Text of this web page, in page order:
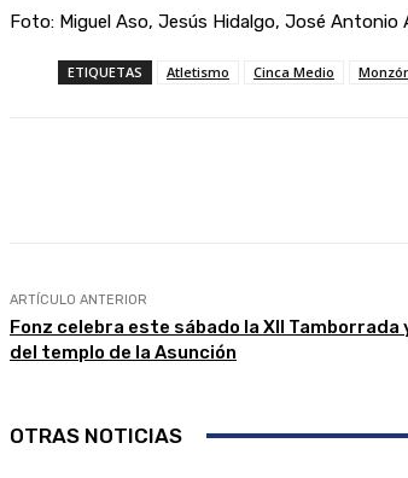
Foto: Miguel Aso, Jesús Hidalgo, José Antonio
ETIQUETAS Atletismo Cinca Medio
ARTÍCULO ANTERIOR
Fonz celebra este sábado la XII
del templo de la Asunción
OTRAS NOTICIAS